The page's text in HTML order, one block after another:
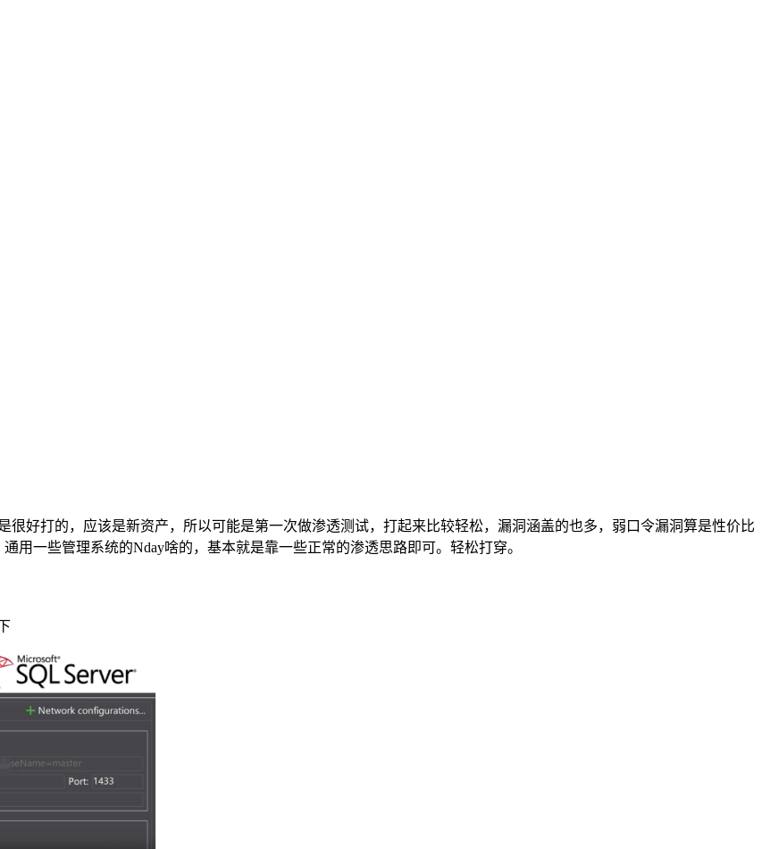
好打的，应该是新资产，所以可能是第一次做渗透测试，打起来比较轻松，漏洞涵盖的也多，弱口令漏洞算是性价比
用一些管理系统的Nday啥的，基本就是靠一些正常的渗透思路即可。轻松打穿。